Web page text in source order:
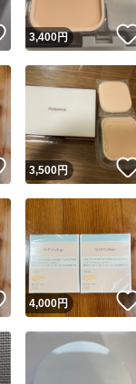
いいね！
3,400円
いいね！
3,500円
いいね！
4,000円